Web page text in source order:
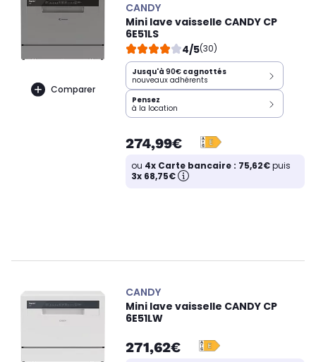
Comparer
CANDY
Mini lave vaisselle CANDY CP
6E51LS
4/5(30)
Jusqu'à 90€ cagnottés
nouveaux adhérents
Pensez
à la location
274,99€
ou 4x Carte bancaire : 75,62€puis
3x 68,75€
CANDY
Mini lave vaisselle CANDY CP
6E51LW
271,62€